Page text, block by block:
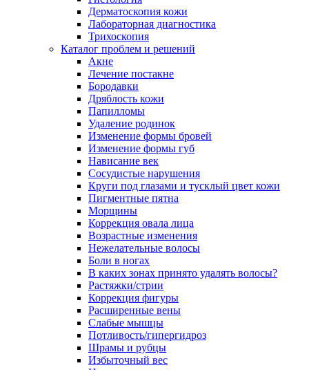
Дерматоскопия кожи
Лабораторная диагностика
Трихоскопия
Каталог проблем и решений
Акне
Лечение постакне
Бородавки
Дряблость кожи
Папилломы
Удаление родинок
Изменение формы бровей
Изменение формы губ
Нависание век
Сосудистые нарушения
Круги под глазами и тусклый цвет кожи
Пигментные пятна
Морщины
Коррекция овала лица
Возрастные изменения
Нежелательные волосы
Боли в ногах
В каких зонах принято удалять волосы?
Растяжки/стрии
Коррекция фигуры
Расширенные вены
Слабые мышцы
Потливость/гипергидроз
Шрамы и рубцы
Избыточный вес